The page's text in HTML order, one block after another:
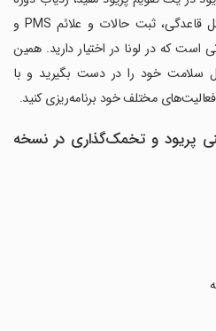
تخمک‌گذاری، برنامه یادآوری سیکل قاعدگی، ثبت حالات و علائم PMS و
است که در لونا در اختیار دارید. همین
سلامت خود را در دست بگیرید و با
مختلف خود برنامه‌ریزی کنید.
پریود و تخمک‌گذاری در نسخه